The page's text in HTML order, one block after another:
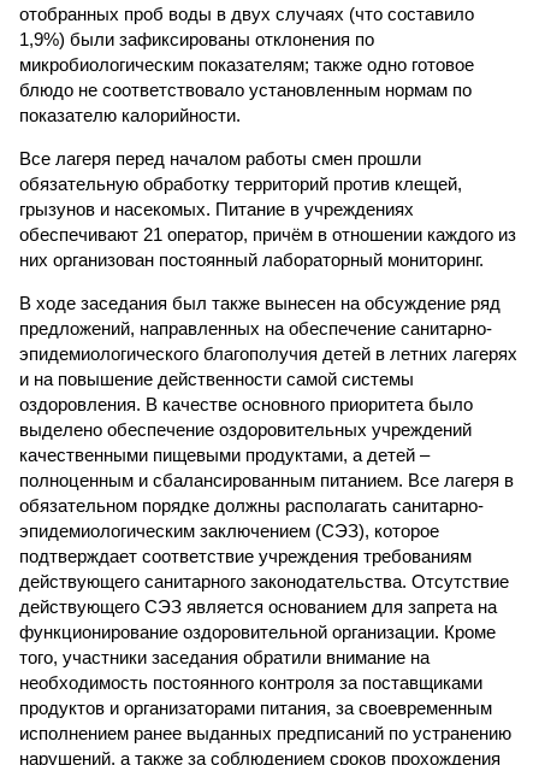
отобранных проб воды в двух случаях (что составило
1,9%) были зафиксированы отклонения по
микробиологическим показателям; также одно готовое
блюдо не соответствовало установленным нормам по
показателю калорийности.
Все лагеря перед началом работы смен прошли
обязательную обработку территорий против клещей,
грызунов и насекомых. Питание в учреждениях
обеспечивают 21 оператор, причём в отношении каждого из
них организован постоянный лабораторный мониторинг.
В ходе заседания был также вынесен на обсуждение ряд
предложений, направленных на обеспечение санитарно-
эпидемиологического благополучия детей в летних лагерях
и на повышение действенности самой системы
оздоровления. В качестве основного приоритета было
выделено обеспечение оздоровительных учреждений
качественными пищевыми продуктами, а детей –
полноценным и сбалансированным питанием. Все лагеря в
обязательном порядке должны располагать санитарно-
эпидемиологическим заключением (СЭЗ), которое
подтверждает соответствие учреждения требованиям
действующего санитарного законодательства. Отсутствие
действующего СЭЗ является основанием для запрета на
функционирование оздоровительной организации. Кроме
того, участники заседания обратили внимание на
необходимость постоянного контроля за поставщиками
продуктов и организаторами питания, за своевременным
исполнением ранее выданных предписаний по устранению
нарушений, а также за соблюдением сроков прохождения